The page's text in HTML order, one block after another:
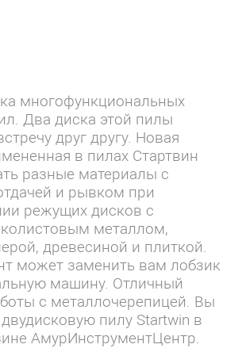
многофункциональных
Два диска этой пилы
друг другу. Новая
в пилах Стартвин
разные материалы с
и рывком при
режущих дисков с
металлом,
древесиной и плиткой.
может заменить вам лобзик
машину. Отличный
с металлочерепицей. Вы
пилу Startwin в
АмурИнструментЦентр.